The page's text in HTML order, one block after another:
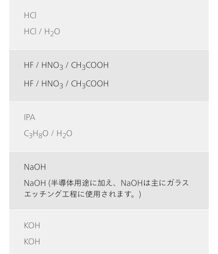
HCl
HCl / H 2O
HF / HNO3 / CH 3COOH
HF / HNO3 / CH 3COOH
IPA
C3 H 8O / H 2O
NaOH
NaOH (半導体用途に加え、NaOHは主にガラス
エッチング工程に使用されます。)
KOH
KOH